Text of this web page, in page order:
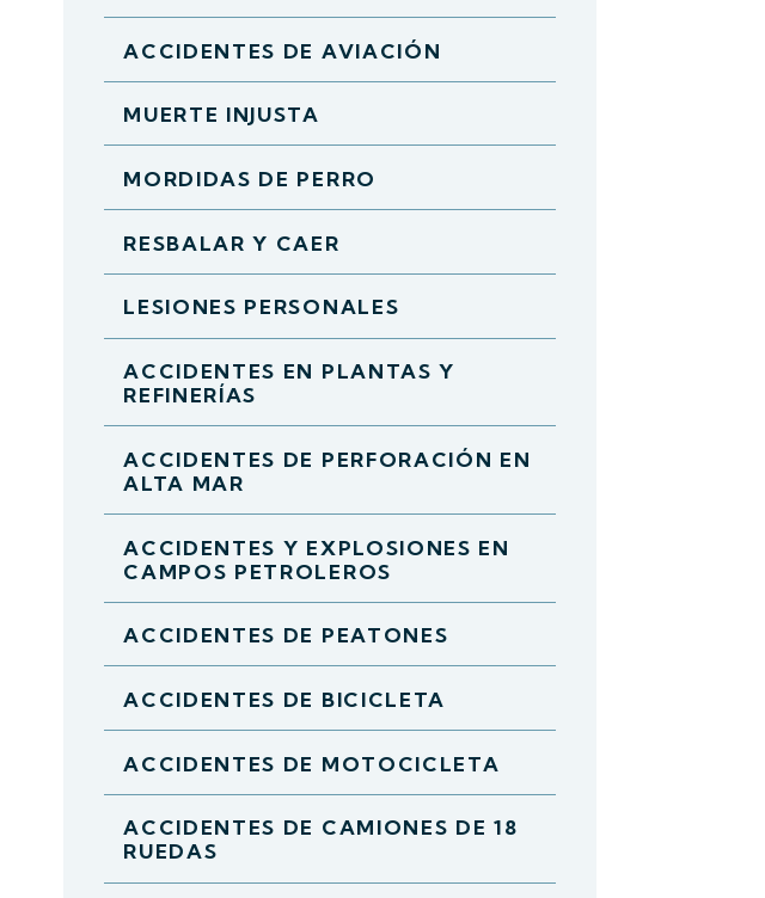
ACCIDENTES DE AVIACIÓN
MUERTE INJUSTA
MORDIDAS DE PERRO
RESBALAR Y CAER
LESIONES PERSONALES
ACCIDENTES EN PLANTAS Y
REFINERÍAS
ACCIDENTES DE PERFORACIÓN EN
ALTA MAR
ACCIDENTES Y EXPLOSIONES EN
CAMPOS PETROLEROS
ACCIDENTES DE PEATONES
ACCIDENTES DE BICICLETA
ACCIDENTES DE MOTOCICLETA
ACCIDENTES DE CAMIONES DE 18
RUEDAS